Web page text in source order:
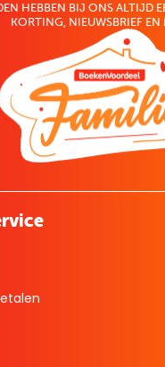
HEBBEN BIJ ONS ALTIJD
KORTING, NIEUWSBRIEF EN